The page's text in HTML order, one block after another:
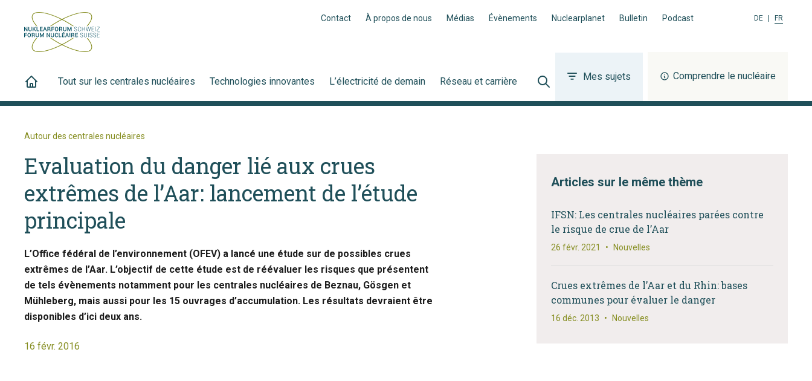
Contact À propos de nous Médias Évènements Nuclearplanet Bulletin Podcast DE FR
Tout sur les centrales nucléaires Technologies innovantes L’électricité de demain Réseau et carrière Mes sujets Comprendre le nucléaire
Autour des centrales nucléaires
Evaluation du danger lié aux crues
extrêmes de l’Aar: lancement de l’étude
principale
L’Office fédéral de l’environnement (OFEV) a lancé une étude sur de possibles crues
extrêmes de l’Aar. L’objectif de cette étude est de réévaluer les risques que présentent
de tels évènements notamment pour les centrales nucléaires de Beznau, Gösgen et
Mühleberg, mais aussi pour les 15 ouvrages d’accumulation. Les résultats devraient être
disponibles d’ici deux ans.
16 févr. 2016
Articles sur le même thème
IFSN: Les centrales nucléaires parées contre
le risque de crue de l’Aar
26 févr. 2021 • Nouvelles
Crues extrêmes de l’Aar et du Rhin: bases
communes pour évaluer le danger
16 déc. 2013 • Nouvelles